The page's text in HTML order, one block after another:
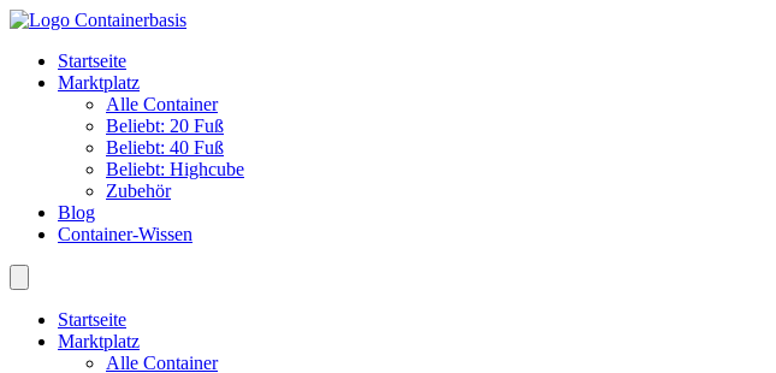
Startseite
Marktplatz
Alle Container
Beliebt: 20 Fuß
Beliebt: 40 Fuß
Beliebt: Highcube
Zubehör
Blog
Container-Wissen
Startseite
Marktplatz
Alle Container